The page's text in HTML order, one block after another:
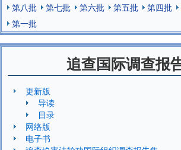
第八批
第七批 第六批 第五批 第四批
第一批
追查国际调查报
更新版
导读
目录
网络版
电子书